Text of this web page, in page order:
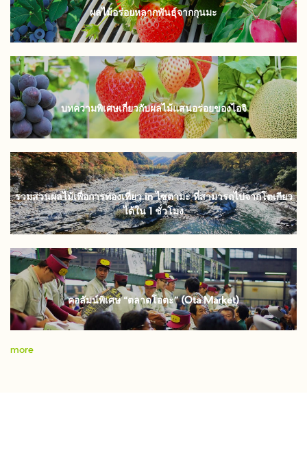
ผลไม้อร่อยหลากพันธุ์จากกุนมะ
บทความพิเศษเกี่ยวกับผลไม้แสนอร่อยของไอจิ
รวมสวนผลไม้เพื่อการท่องเที่ยว in ไซตามะ ที่สามารถไปจากโตเกียว
ได้ใน 1 ชั่วโมง
คอลัมน์พิเศษ “ตลาดโอตะ” (Ota Market)
more